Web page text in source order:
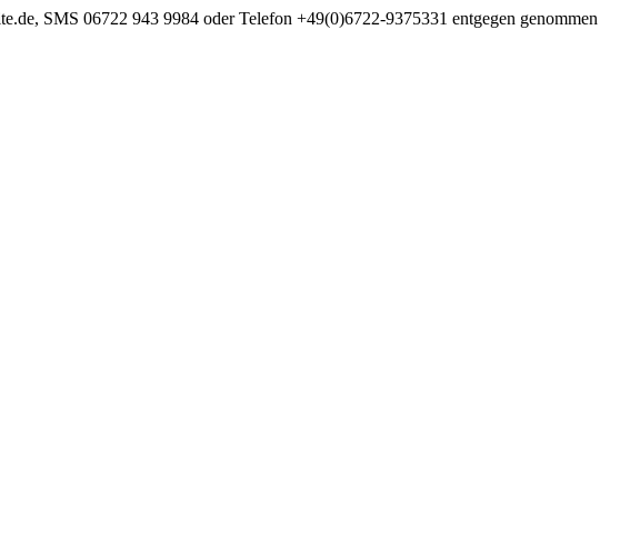
SMS 06722 943 9984 oder Telefon +49(0)6722-9375331 entgegen genommen